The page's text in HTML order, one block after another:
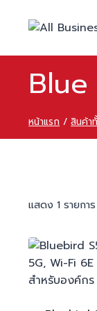
หน้าแรก / สินค้า
แสดง 1 รายการ